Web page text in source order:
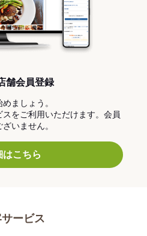
舗会員登録
ましょう。
をご利用いただけます。会員
いません。
はこちら
ービス